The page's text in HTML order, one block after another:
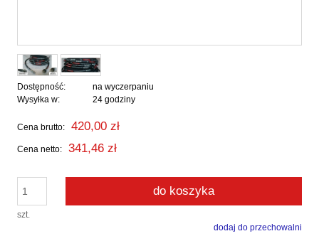
Dostępność:
na wyczerpaniu
Wysyłka w:
24 godziny
Cena brutto: 420,00 zł
Cena netto: 341,46 zł
szt.
do koszyka
dodaj do przechowalni